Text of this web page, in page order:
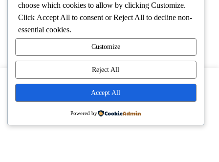
AIDE
Suivre ma commande
Page de politique de confidentialité
Mentions légales et CGU
Conditions générales de dépôt
Conditions générales de vente
Contactez-nous
En cliquant sur « Accepter », vous consentez à l’utilisation de
Paramètres des cookies Tout accepter
choose which cookies to allow by clicking Customize.
Click Accept All to consent orReject All to decline non-
essential cookies.
Customize
Reject All
Accept All
Powered by